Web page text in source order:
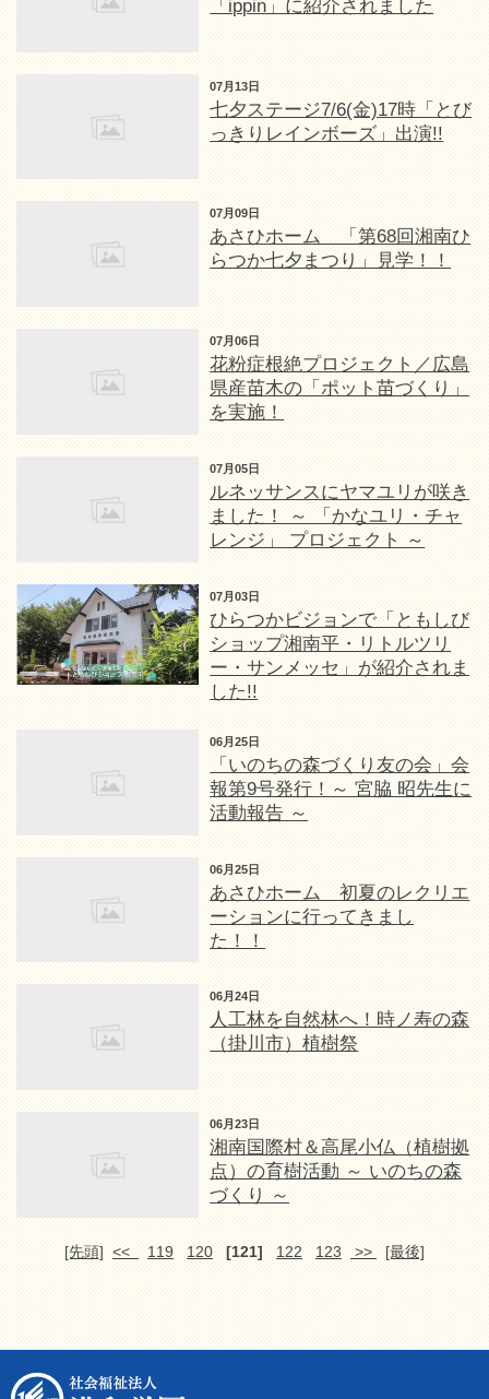
「ippin」に紹介されました
07月13日
七夕ステージ7/6(金)17時「とび
っきりレインボーズ」出演!!
07月09日
あさひホーム 「第68回湘南ひ
らつか七夕まつり」見学！！
07月06日
花粉症根絶プロジェクト／広島
県産苗木の「ポット苗づくり」
を実施！
07月05日
ルネッサンスにヤマユリが咲き
ました！ ～ 「かなユリ・チャ
レンジ」 プロジェクト ～
07月03日
ひらつかビジョンで「ともしび
ショップ湘南平・リトルツリ
ー・サンメッセ」が紹介されま
した!!
06月25日
「いのちの森づくり友の会」会
報第9号発行！～ 宮脇 昭先生に
活動報告 ～
06月25日
あさひホーム 初夏のレクリエ
ーションに行ってきまし
た！！
06月24日
人工林を自然林へ！時ノ寿の森
（掛川市）植樹祭
06月23日
湘南国際村＆高尾小仏（植樹拠
点）の育樹活動 ～ いのちの森
づくり ～
[先頭] << 119 120 [121] 122 123 >> [最後]